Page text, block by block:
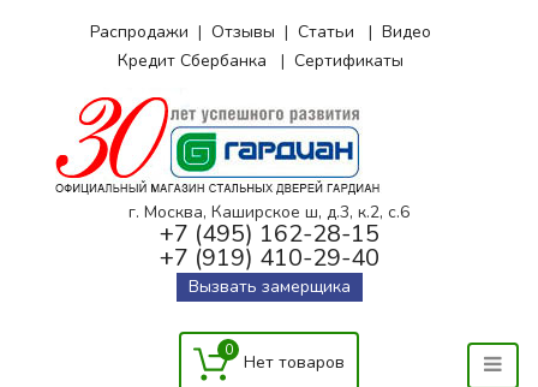
Распродажи | Отзывы | Статьи | Видео
Кредит Сбербанка | Сертификаты
г. Москва, Каширское ш, д.3, к.2, с.6
+7 (495) 162-28-15
+7 (919) 410-29-40
Вызвать замерщика
0